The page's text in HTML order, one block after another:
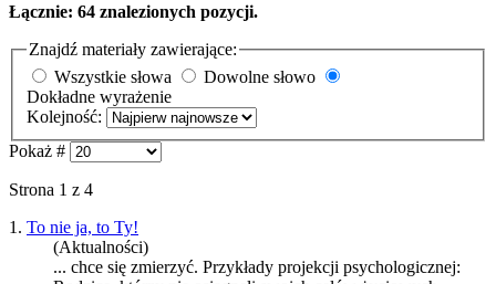
Łącznie: 64 znalezionych pozycji.
Znajdź materiały zawierające:
Wszystkie słowa
Dowolne słowo
Dokładne wyrażenie
Kolejność:
Pokaż #
Strona 1 z 4
1. To nie ja, to Ty!
(Aktualności)
... chce się zmierzyć. Przykłady projekcji psychologicznej: